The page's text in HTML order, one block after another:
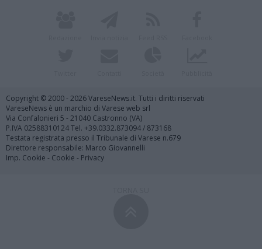
Copyright © 2000 - 2026 VareseNews.it. Tutti i diritti riservati
VareseNews è un marchio di Varese web srl
Via Confalonieri 5 - 21040 Castronno (VA)
P.IVA 02588310124 Tel. +39.0332.873094 / 873168
Testata registrata presso il Tribunale di Varese n.679
Direttore responsabile: Marco Giovannelli
Imp. Cookie - Cookie - Privacy